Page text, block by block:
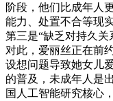
阶段，他们比成年人
能力、处置不合等现
第三是“缺乏对持久关
对此，爱丽丝正在前
设想问题导致她女儿
的普及，未成年人是
国人工智能研究核心